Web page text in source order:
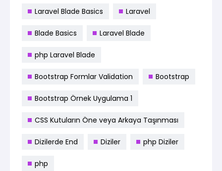
Laravel Blade Basics Laravel
Blade Basics Laravel Blade
php Laravel Blade
Bootstrap Formlar Validation Bootstrap
Bootstrap Örnek Uygulama 1
CSS Kutuların Öne veya Arkaya Taşınması
Dizilerde End Diziler php Diziler
php